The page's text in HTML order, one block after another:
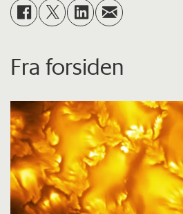
Fra forsiden